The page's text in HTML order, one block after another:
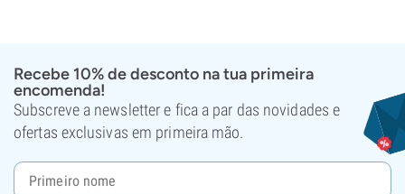
Recebe 10% de desconto na tua primeira
encomenda!
Subscreve a newsletter e fica a par das novidades e
ofertas exclusivas em primeira mão.